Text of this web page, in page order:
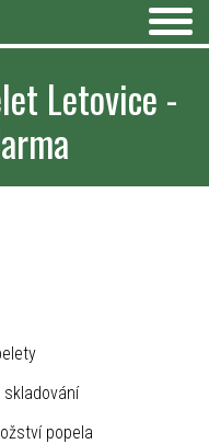
Letovice -
skladování
popela